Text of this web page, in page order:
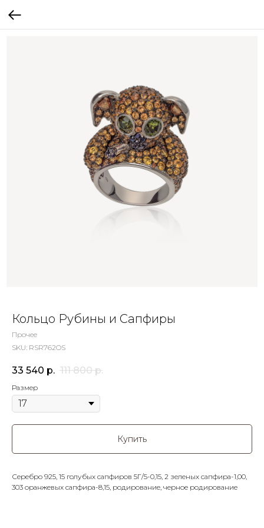
Кольцо Рубины и Сапфиры
Прочее
SKU: RSR762OS
33 540 р. 111 800 р.
Размер
Купить
Серебро 925, 15 голубых сапфиров 5Г/5-0,15, 2 зеленых сапфира-1,00,
303 оранжевых сапфира-8,15, родирование, черное родирование